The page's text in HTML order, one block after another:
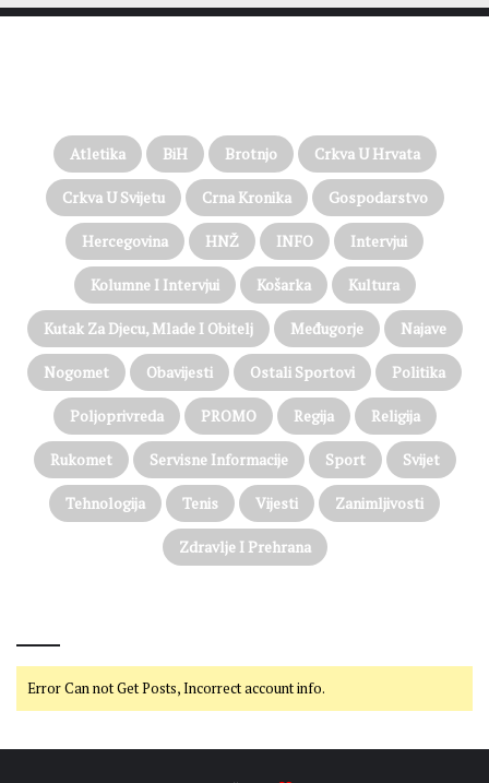
Atletika BiH Brotnjo Crkva U Hrvata
Crkva U Svijetu Crna Kronika Gospodarstvo
Hercegovina HNŽ INFO Intervjui
Kolumne I Intervjui Košarka Kultura
Kutak Za Djecu, Mlade I Obitelj Međugorje Najave
Nogomet Obavijesti Ostali Sportovi Politika
Poljoprivreda PROMO Regija Religija
Rukomet Servisne Informacije Sport Svijet
Tehnologija Tenis Vijesti Zanimljivosti
Zdravlje I Prehrana
Error Can not Get Posts, Incorrect account info.